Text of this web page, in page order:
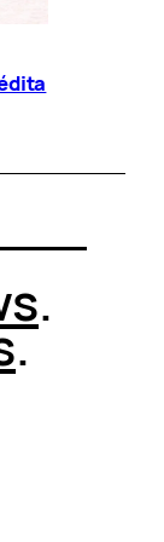
.
.